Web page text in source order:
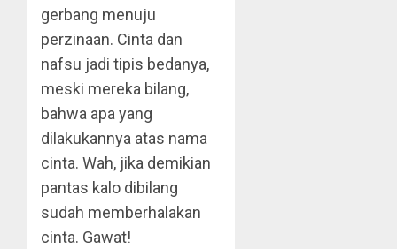
gerbang menuju
perzinaan. Cinta dan
nafsu jadi tipis bedanya,
meski mereka bilang,
bahwa apa yang
dilakukannya atas nama
cinta. Wah, jika demikian
pantas kalo dibilang
sudah memberhalakan
cinta. Gawat!